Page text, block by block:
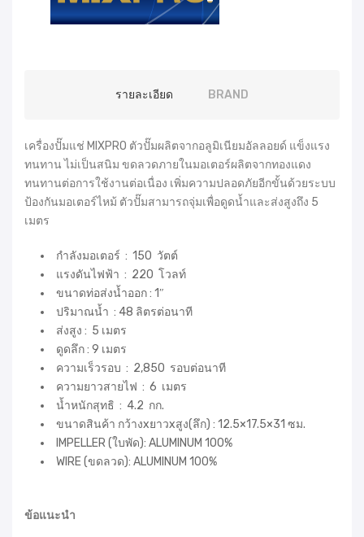
รายละเอียด BRAND
เครื่องปั๊มแช่ MIXPRO ตัวปั๊มผลิตจากอลูมิเนียมอัลลอยด์ แข็งแรง
ทนทาน ไม่เป็นสนิม ขดลวดภายในมอเตอร์ผลิตจากทองแดง
ทนทานต่อการใช้งานต่อเนื่อง เพิ่มความปลอดภัยอีกขั้นด้วยระบบ
ป้องกันมอเตอร์ไหม้ ตัวปั๊มสามารถจุ่มเพื่อดูดน้ำและส่งสูงถึง 5
เมตร
กำลังมอเตอร์ : 150 วัตต์
แรงดันไฟฟ้า : 220 โวลท์
ขนาดท่อส่งน้ำออก : 1″
ปริมาณน้ำ : 48 ลิตรต่อนาที
ส่งสูง : 5 เมตร
ดูดลึก : 9 เมตร
ความเร็วรอบ : 2,850 รอบต่อนาที
ความยาวสายไฟ : 6 เมตร
น้ำหนักสุทธิ : 4.2 กก.
ขนาดสินค้า กว้างxยาวxสูง(ลึก) : 12.5×17.5×31 ซม.
IMPELLER (ใบพัด): ALUMINUM 100%
WIRE (ขดลวด): ALUMINUM 100%
ข้อแนะนำ